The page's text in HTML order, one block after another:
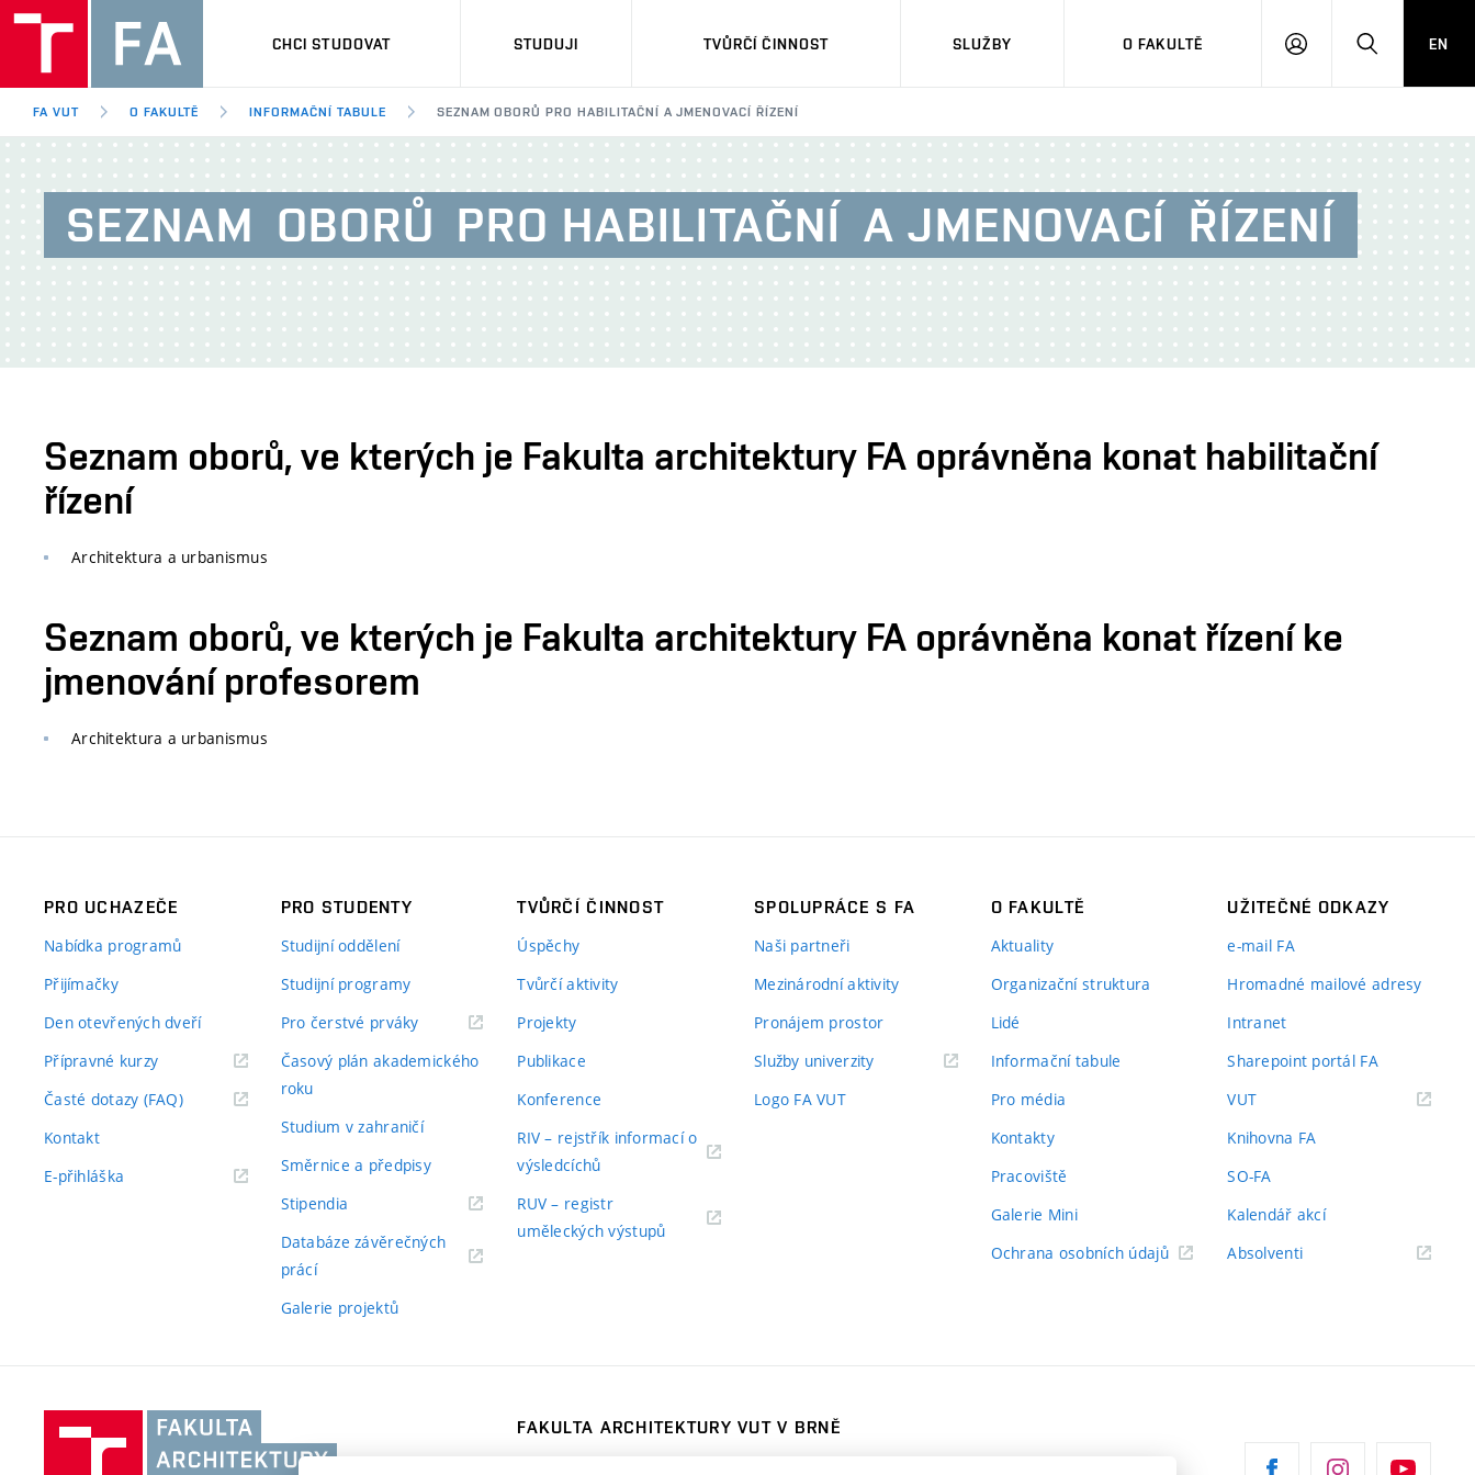
CHCI STUDOVAT STUDUJI TVŮRČÍ ČINNOST SLUŽBY O FAKULTĚ
PŘIHLÁSITHLEDAT
EN
FA VUT O FAKULTĚ INFORMAČNÍ TABULE SEZNAM OBORŮ PRO HABILITAČNÍ A JMENOVACÍ ŘÍZENÍ
SEZNAM OBORŮ PRO HABILITAČNÍ A JMENOVACÍ ŘÍZENÍ
Seznam oborů, ve kterých je Fakulta architektury FA oprávněna konat habilitační
řízení
Architektura a urbanismus
Seznam oborů, ve kterých je Fakulta architektury FA oprávněna konat řízení ke
jmenování profesorem
Architektura a urbanismus
PRO UCHAZEČE
Nabídka programů
Přijímačky
Den otevřených dveří
Přípravné kurzy
Časté dotazy (FAQ)
Kontakt
E-přihláška
PRO STUDENTY
Studijní oddělení
Studijní programy
Pro čerstvé prváky
Časový plán akademického
roku
Studium v zahraničí
Směrnice a předpisy
Stipendia
Databáze závěrečných
prácí
Galerie projektů
TVŮRČÍ ČINNOST
Úspěchy
Tvůrčí aktivity
Projekty
Publikace
Konference
RIV – rejstřík informací o
výsledcíchů
RUV – registr
uměleckých výstupů
SPOLUPRÁCE S FA
Naši partneři
Mezinárodní aktivity
Pronájem prostor
Služby univerzity
Logo FA VUT
O FAKULTĚ
Aktuality
Organizační struktura
Lidé
Informační tabule
Pro média
Kontakty
Pracoviště
Galerie Mini
Ochrana osobních údajů
UŽITEČNÉ ODKAZY
e-mail FA
Hromadné mailové adresy
Intranet
Sharepoint portál FA
VUT(externí
Knihovna FA
SO-FA
Kalendář akcí
Absolventi(externí
učení
FAKULTA ARCHITEKTURY VUT V BRNĚ